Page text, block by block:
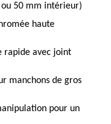
50 mm intérieur)
haute
rapide avec joint
manchons de gros
pour un